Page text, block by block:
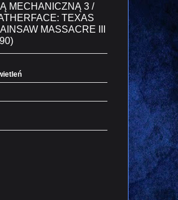
MECHANICZNĄ 3 /
TEXAS
MASSACRE III